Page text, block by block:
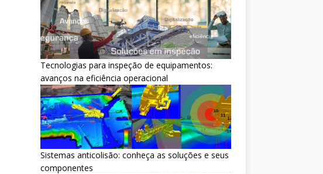
Tecnologias para inspeção de equipamentos:
avanços na eficiência operacional
Sistemas anticolisão: conheça as soluções e seus
componentes